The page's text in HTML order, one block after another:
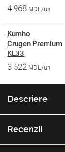
4 968 MDL/un
Kumho
Crugen Premium
KL33
3 522 MDL/un
Descriere
Recenzii